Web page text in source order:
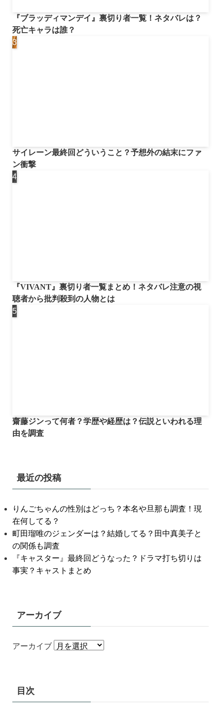
『ブラッディマンデイ』裏切り者一覧！ネタバレは？
死亡キャラは誰？
サイレーン最終回どういうこと？予想外の結末にファ
ン衝撃
『VIVANT』裏切り者一覧まとめ！ネタバレ注意の視
聴者から批判殺到の人物とは
齋藤ジンって何者？学歴や経歴は？伝説といわれる理
由を調査
最近の投稿
りんごちゃんの性別はどっち？本名や旦那も調査！現
在何してる？
町田瑠唯のジェンダーは？結婚してる？田中真美子と
の関係も調査
『キャスター』最終回どうなった？ドラマ打ち切りは
事実？キャストまとめ
アーカイブ
アーカイブ
目次